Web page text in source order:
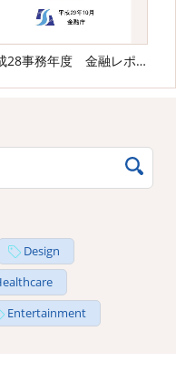
平成28事務年度 金融レポート
Design
Entertainment